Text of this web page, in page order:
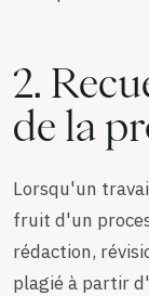
2.
de la
Lorsqu'un
fruit d'un
rédaction,
plagié à partir